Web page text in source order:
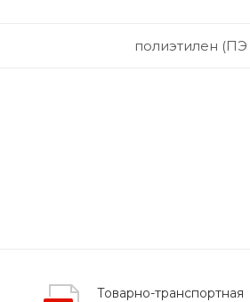
полиэтилен
Товарно-транспортная